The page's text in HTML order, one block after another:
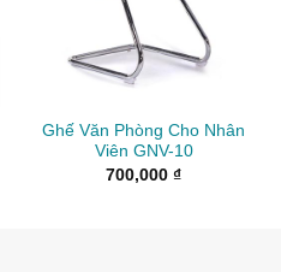
Ghế Văn Phòng Cho Nhân
Viên GNV-10
700,000 ₫